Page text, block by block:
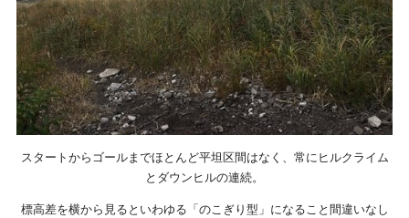
スタートからゴールまでほとんど平坦区間はなく、常にヒルクライム
とダウンヒルの連続。
標高差を横から見るといわゆる「のこぎり型」になること間違いなし